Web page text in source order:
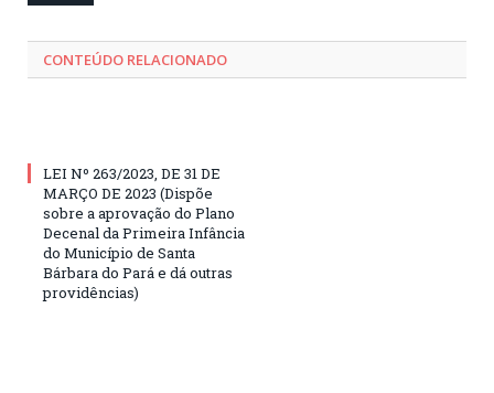
CONTEÚDO RELACIONADO
LEI Nº 263/2023, DE 31 DE
MARÇO DE 2023 (Dispõe
sobre a aprovação do Plano
Decenal da Primeira Infância
do Município de Santa
Bárbara do Pará e dá outras
providências)